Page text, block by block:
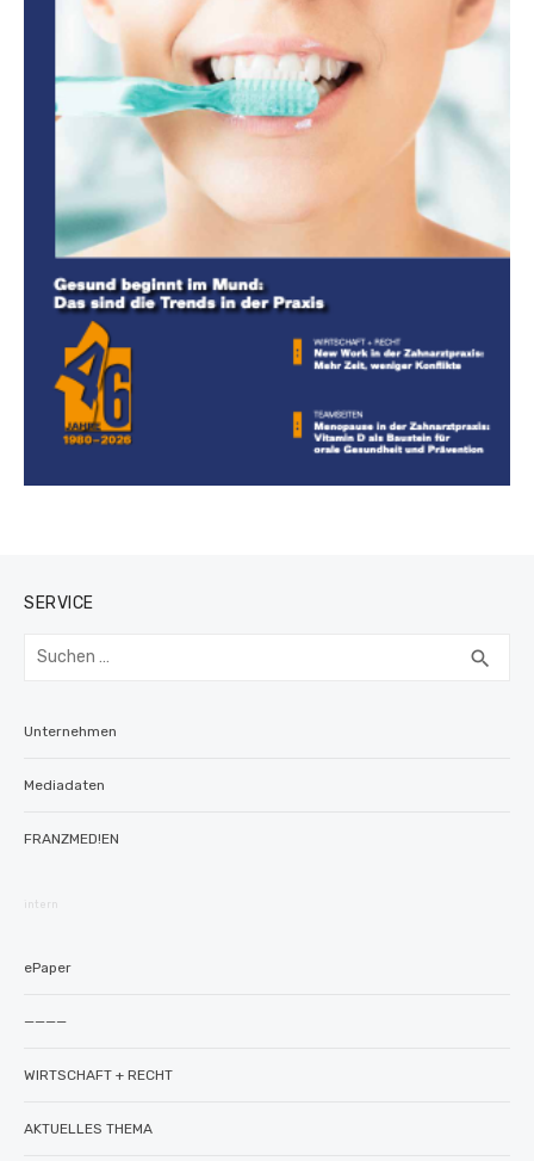
SERVICE
Suchen
search
Unternehmen
Mediadaten
FRANZMED!EN
intern
ePaper
————
WIRTSCHAFT + RECHT
AKTUELLES THEMA